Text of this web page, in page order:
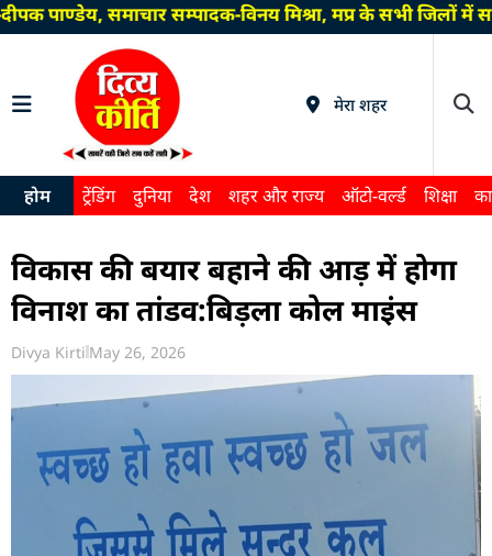
पाण्डेय, समाचार सम्पादक-विनय मिश्रा, मप्र के सभी जिलों में
मेरा शहर
होम ट्रेंडिंग दुनिया देश शहर और राज्य ऑटो-वर्ल्ड शिक्षा
विकास की बयार बहाने की आड़ में होगा
विनाश का तांडव:बिड़ला कोल माइंस
Divya Kirti May 26, 2026